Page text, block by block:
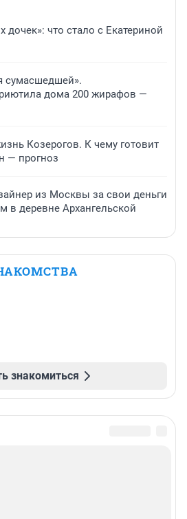
дочек»: что стало с Екатериной
сумасшедшей».
дома 200 жирафов —
Козерогов. К чему готовит
— прогноз
из Москвы за свои деньги
в деревне Архангельской
знакомиться